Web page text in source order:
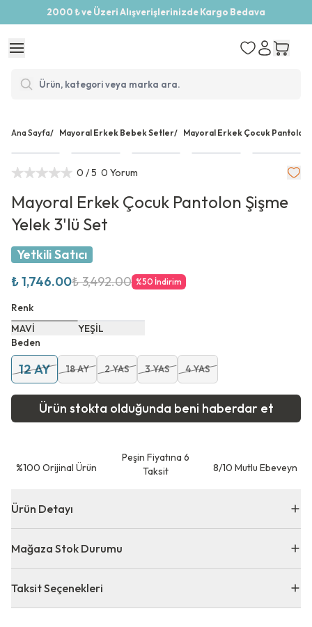
2000 ₺ ve Üzeri Alışverişlerinizde Kargo Bedava
Ana Sayfa/ Mayoral Erkek Bebek Setler/ Mayoral Erkek Çocuk Pantolon
0 / 5 0 Yorum
Mayoral Erkek Çocuk Pantolon Şişme
Yelek 3'lü Set
Yetkili Satıcı
₺ 1,746.00₺ 3,492.00 %50 İndirim
Renk
MAVİ
YEŞİL
Beden
12 AY 18 AY 2 YAS 3 YAS 4 YAS
Ürün stokta olduğunda beni haberdar et
⁠%100 Orijinal Ürün
Peşin Fiyatına 6
Taksit
8/10 Mutlu Ebeveyn
Ürün Detayı
Mağaza Stok Durumu
Taksit Seçenekleri